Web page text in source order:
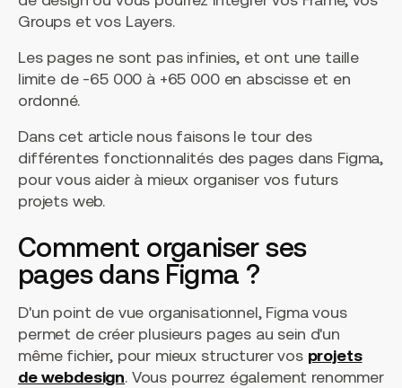
Groups et vos Layers.
Les pages ne sont pas infinies, et ont une taille
limite de -65 000 à +65 000 en abscisse et en
ordonné.
Dans cet article nous faisons le tour des
différentes fonctionnalités des pages dans Figma,
pour vous aider à mieux organiser vos futurs
projets web.
Comment organiser ses
pages dans Figma ?
D'un point de vue organisationnel, Figma vous
permet de créer plusieurs pages au sein d'un
même fichier, pour mieux structurer vos projets
de webdesign. Vous pourrez également renommer